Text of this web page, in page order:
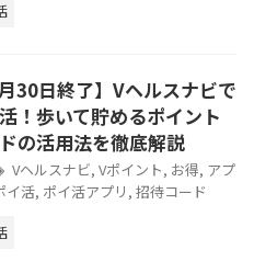
30日終了】Vヘルスナビで
！歩いて貯めるポイント
の活用法を徹底解説
Vヘルスナビ, Vポイント, お得, アプ
イ活, ポイ活アプリ , 招待コード